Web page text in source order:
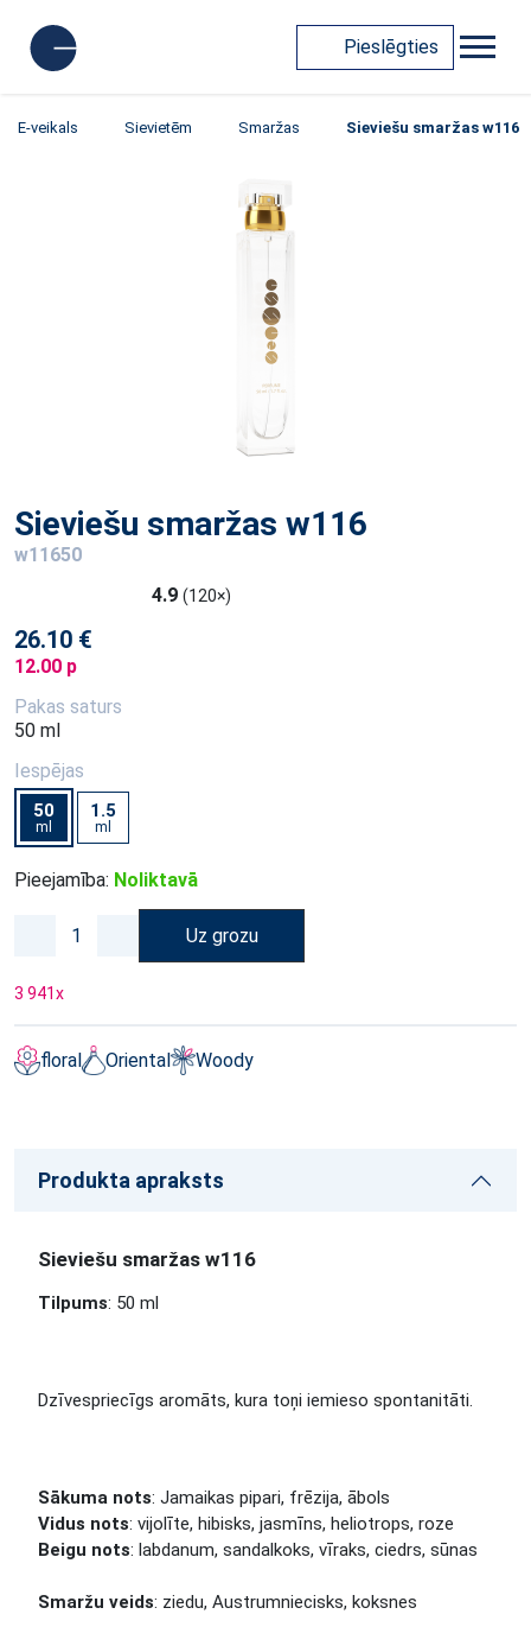
Pieslēgties
E-veikals Sievietēm Smaržas Sieviešu smaržas w116
Sieviešu smaržas w116
w11650
4.9 (120×)
26.10 €
12.00 p
Pakas saturs
50 ml
Iespējas
50
ml
1.5
ml
Pieejamība: Noliktavā
Uz grozu
3 941x
floral Oriental Woody
Produkta apraksts
Sieviešu smaržas w116
Tilpums: 50 ml
Dzīvespriecīgs aromāts, kura toņi iemieso spontanitāti.
Sākuma nots: Jamaikas pipari, frēzija, ābols
Vidus nots: vijolīte, hibisks, jasmīns, heliotrops, roze
Beigu nots: labdanum, sandalkoks, vīraks, ciedrs, sūnas
Smaržu veids: ziedu, Austrumniecisks, koksnes